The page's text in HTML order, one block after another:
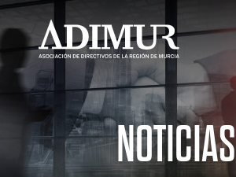
NOTICIAS